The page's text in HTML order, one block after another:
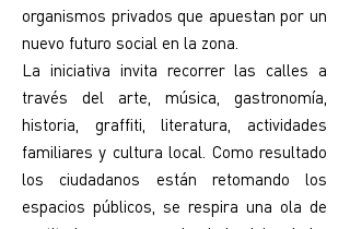
organismos privados que apuestan por un
nuevo futuro social en la zona.
La iniciativa invita recorrer las calles a
través del arte, música, gastronomía,
historia, graffiti, literatura, actividades
familiares y cultura local. Como resultado
los ciudadanos están retomando los
espacios públicos, se respira una ola de